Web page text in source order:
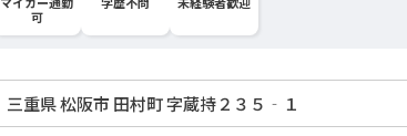
可
三重県 松阪市 田村町 字蔵持２３５‐１